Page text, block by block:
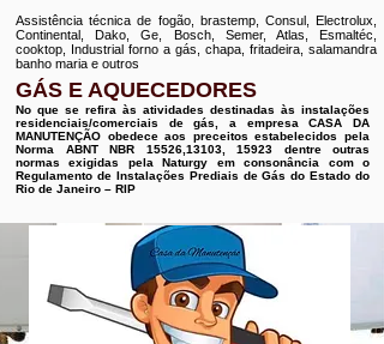
Assistência técnica de fogão, brastemp, Consul, Electrolux,
Continental, Dako, Ge, Bosch, Semer, Atlas, Esmaltéc,
cooktop, Industrial forno a gás, chapa, fritadeira, salamandra
banho maria e outros
GÁS E AQUECEDORES
No que se refira às atividades destinadas às instalações
residenciais/comerciais de gás, a empresa CASA DA
MANUTENÇÃO obedece aos preceitos estabelecidos pela
Norma ABNT NBR 15526,13103, 15923 dentre outras
normas exigidas pela Naturgy em consonância com o
Regulamento de Instalações Prediais de Gás do Estado do
Rio de Janeiro – RIP